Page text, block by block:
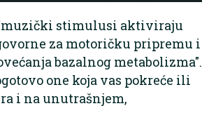
"muzički stimulusi aktiviraju
za motoričku pripremu i
bazalnog metabolizma".
one koja vas pokreće ili
i na unutrašnjem,